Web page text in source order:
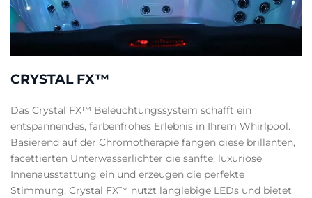
CRYSTAL FX™
Das Crystal FX™ Beleuchtungssystem schafft ein
entspannendes, farbenfrohes Erlebnis in Ihrem Whirlpool.
Basierend auf der Chromotherapie fangen diese brillanten,
facettierten Unterwasserlichter die sanfte, luxuriöse
Innenausstattung ein und erzeugen die perfekte
Stimmung. Crystal FX™ nutzt langlebige LEDs und bietet